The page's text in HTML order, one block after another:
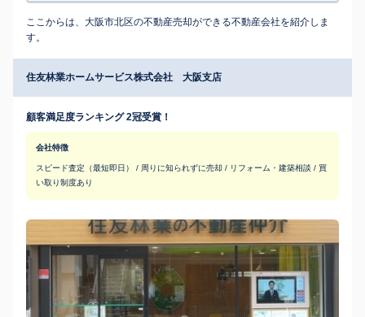
ここからは、大阪市北区の不動産売却ができる不動産会社を紹介しま
す。
住友林業ホームサービス株式会社 大阪支店
顧客満足度ランキング 2冠受賞！
会社特徴
スピード査定（最短即日） / 周りに知られずに売却 / リフォーム・建築相談 / 買
い取り制度あり